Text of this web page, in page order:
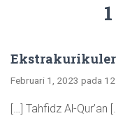
Ekstrakurikuler
Februari 1, 2023 pada
[…] Tahfidz Al-Qur’an